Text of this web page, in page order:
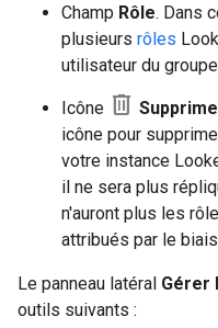
Champ Rôle. Dans
plusieurs rôles
utilisateur du
Icône delete
icône pour
votre instance
il ne sera plus
n'auront plus les
attribués par le
Le panneau latéral Gérer
outils suivants :